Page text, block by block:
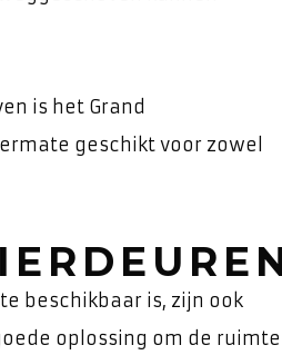
is het Grand
geschikt voor zowel
beschikbaar is, zijn ook
oplossing om de ruimte